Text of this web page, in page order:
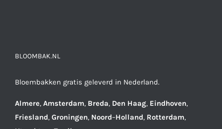
BLOOMBAK.NL
Bloembakken gratis geleverd in Nederland.
Almere, Amsterdam, Breda, Den Haag, Eindhoven,
Friesland, Groningen, Noord–Holland, Rotterdam,